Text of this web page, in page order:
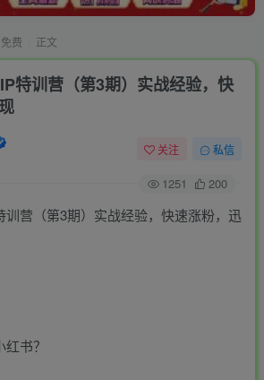
费 正文
特训营（第3期）实战经验，快
关注 私信
1251 200
训营（第3期）实战经验，快速涨粉，迅
书？